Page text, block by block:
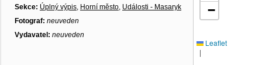
Sekce: Úplný výpis, Horní město, Události - Masaryk
Fotograf: neuveden
Vydavatel: neuveden
−
Leaflet
|